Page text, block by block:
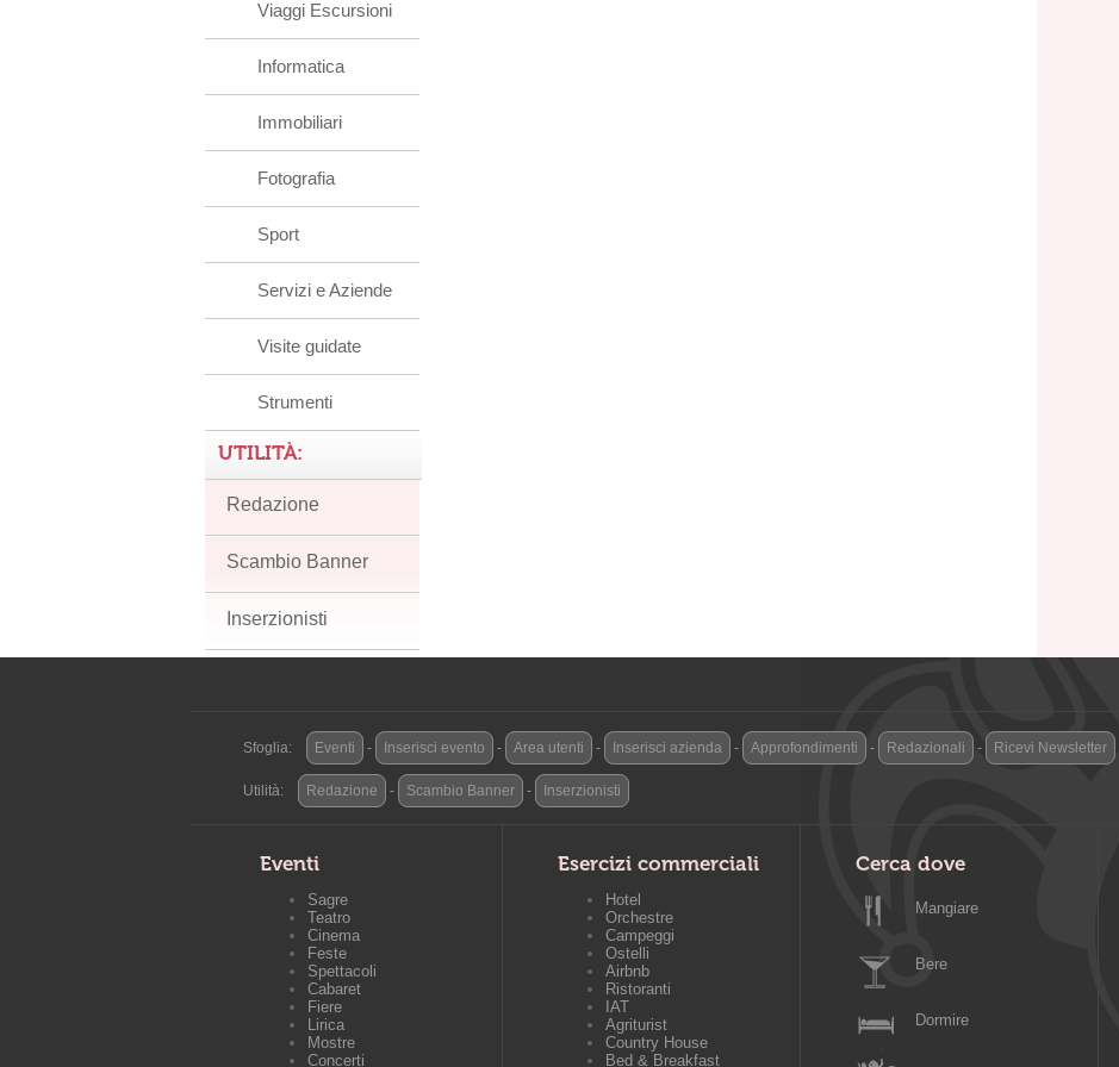
Viaggi Escursioni
Informatica
Immobiliari
Fotografia
Sport
Servizi e Aziende
Visite guidate
Strumenti
UTILITÀ:
Redazione
Scambio Banner
Inserzionisti
Sfoglia: Eventi - Inserisci evento - Area utenti - Inserisci azienda - Approfondimenti - Redazionali - Ricevi Newsletter
Utilità: Redazione - Scambio Banner - Inserzionisti
Eventi
Sagre
Teatro
Cinema
Feste
Spettacoli
Cabaret
Fiere
Lirica
Mostre
Concerti
Esercizi commerciali
Hotel
Orchestre
Campeggi
Ostelli
Airbnb
Ristoranti
IAT
Agriturist
Country House
Bed & Breakfast
Cerca dove
Mangiare
Bere
Dormire